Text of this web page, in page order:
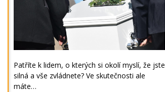
Patříte k lidem, o kterých si okolí myslí, že jste
silná a vše zvládnete? Ve skutečnosti ale
máte…